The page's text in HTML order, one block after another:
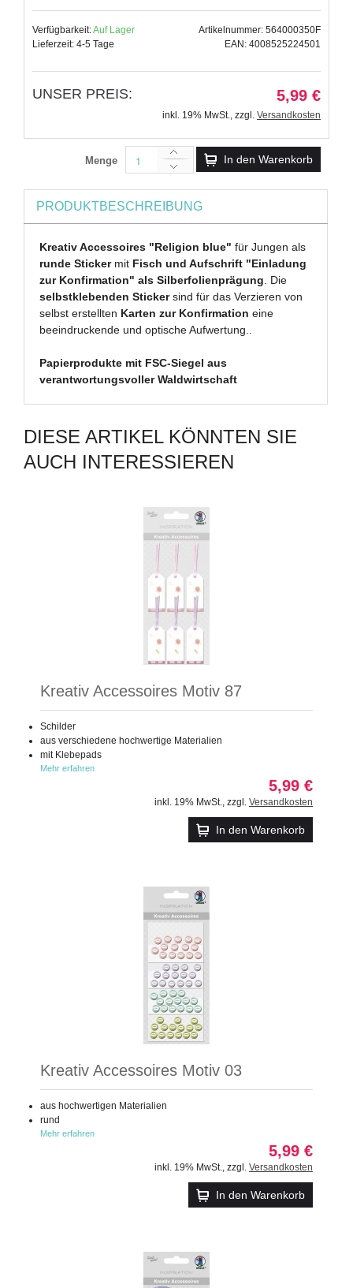
Verfügbarkeit:Auf Lager
Lieferzeit: 4-5 Tage
Artikelnummer: 564000350F
EAN: 4008525224501
UNSER PREIS: 5,99 €
inkl. 19% MwSt., zzgl. Versandkosten
Menge In den Warenkorb
PRODUKTBESCHREIBUNG
Kreativ Accessoires "Religion blue" für Jungen als
runde Stickermit Fisch und Aufschrift "Einladung
zur Konfirmation" als Silberfolienprägung. Die
selbstklebenden Stickersind für das Verzieren von
selbst erstellten Karten zur Konfirmation eine
beeindruckende und optische Aufwertung..
Papierprodukte mit FSC-Siegel aus
verantwortungsvoller Waldwirtschaft
DIESE ARTIKEL KÖNNTEN SIE
AUCH INTERESSIEREN
Kreativ Accessoires Motiv 87
Schilder
aus verschiedene hochwertige Materialien
mit Klebepads
Mehr erfahren
5,99 €
inkl. 19% MwSt. zzgl. Versandkosten
In den Warenkorb
Kreativ Accessoires Motiv 03
aus hochwertigen Materialien
rund
Mehr erfahren
5,99 €
inkl. 19% MwSt. zzgl. Versandkosten
In den Warenkorb